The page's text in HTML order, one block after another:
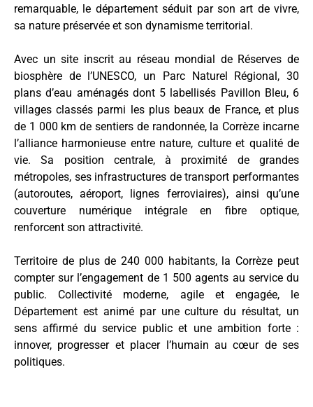
remarquable, le département séduit par son art de vivre,
sa nature préservée et son dynamisme territorial.
Avec un site inscrit au réseau mondial de Réserves de
biosphère de l’UNESCO, un Parc Naturel Régional, 30
plans d’eau aménagés dont 5 labellisés Pavillon Bleu, 6
villages classés parmi les plus beaux de France, et plus
de 1 000 km de sentiers de randonnée, la Corrèze incarne
l’alliance harmonieuse entre nature, culture et qualité de
vie. Sa position centrale, à proximité de grandes
métropoles, ses infrastructures de transport performantes
(autoroutes, aéroport, lignes ferroviaires), ainsi qu’une
couverture numérique intégrale en fibre optique,
renforcent son attractivité.
Territoire de plus de 240 000 habitants, la Corrèze peut
compter sur l’engagement de 1 500 agents au service du
public. Collectivité moderne, agile et engagée, le
Département est animé par une culture du résultat, un
sens affirmé du service public et une ambition forte :
innover, progresser et placer l’humain au cœur de ses
politiques.